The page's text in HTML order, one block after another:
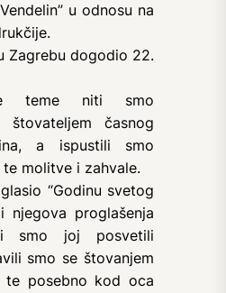
u odnosu na
Zagrebu dogodio 22.
teme niti smo
časnog
a ispustili smo
te molitve i zahvale.
“Godinu svetog
njegova proglašenja
smo joj posvetili
smo se štovanjem
posebno kod oca